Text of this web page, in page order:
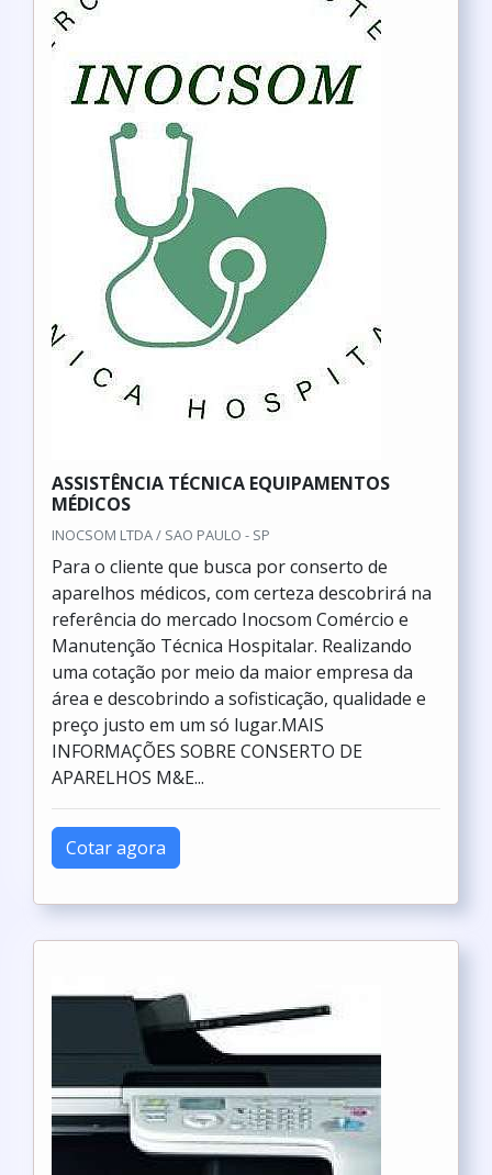
ASSISTÊNCIA TÉCNICA EQUIPAMENTOS
MÉDICOS
INOCSOM LTDA / SAO PAULO - SP
Para o cliente que busca por conserto de
aparelhos médicos, com certeza descobrirá na
referência do mercado Inocsom Comércio e
Manutenção Técnica Hospitalar. Realizando
uma cotação por meio da maior empresa da
área e descobrindo a sofisticação, qualidade e
preço justo em um só lugar.MAIS
INFORMAÇÕES SOBRE CONSERTO DE
APARELHOS M&E...
Cotar agora